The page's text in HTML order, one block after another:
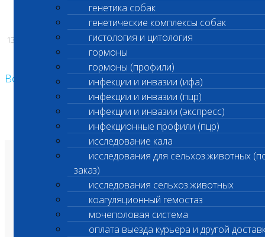
генетика собак
генетические комплексы собак
гистология и цитология
гормоны
гормоны (профили)
инфекции и инвазии (ифа)
инфекции и инвазии (пцр)
инфекции и инвазии (экспресс)
инфекционные профили (пцр)
исследование кала
исследования для сельхоз.животных
заказ)
исследования сельхоз.животных
коагуляционный гемостаз
мочеполовая система
оплата выезда курьера и другой
13.06.2024
Возврат к списку
О лаборатории
Анализы и цены
Ветеринарные центры
Владельцам
Врачам и клиникам
Бланки лаборатории
Банк донорской крови
Адреса лабораторий